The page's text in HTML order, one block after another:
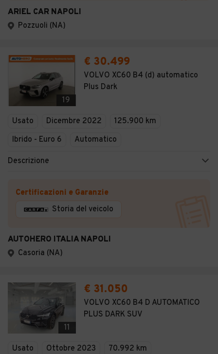
ARIEL CAR NAPOLI
Pozzuoli (NA)
19
€ 30.499
VOLVO XC60 B4 (d) automatico
Plus Dark
Usato Dicembre 2022
125.900 km
Ibrido - Euro 6
Automatico
Descrizione
Certificazioni e Garanzie
Storia del veicolo
AUTOHERO ITALIA NAPOLI
Casoria (NA)
11
€ 31.050
VOLVO XC60 B4 D AUTOMATICO
PLUS DARK SUV
Usato Ottobre 2023
70.992 km